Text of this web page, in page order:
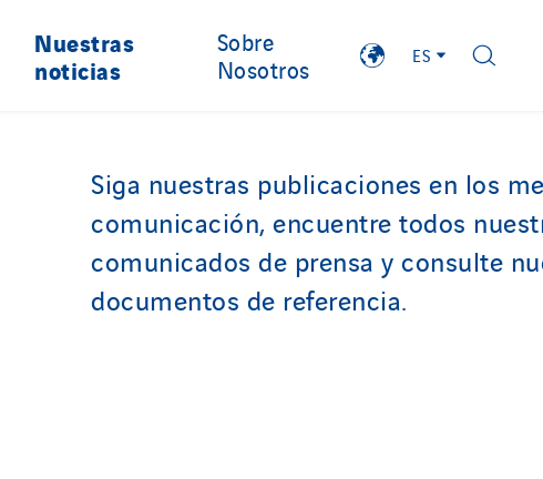
Nuestras
noticias
Sobre
Nosotros
ES
Siga nuestras publicaciones en los
comunicación, encuentre todos
comunicados de prensa y consulte
documentos de referencia.